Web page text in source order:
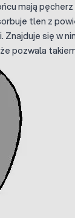
mają
tlen z
Znajduje się w
pozwala